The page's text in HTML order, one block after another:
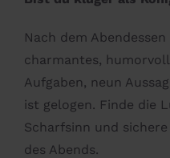
Nach dem
charmantes,
Aufgaben, neun
ist gelogen. Finde die
Scharfsinn und
des Abends.